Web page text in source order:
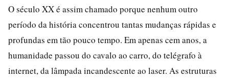
O século XX é assim chamado porque nenhum outro
período da história concentrou tantas mudanças rápidas e
profundas em tão pouco tempo. Em apenas cem anos, a
humanidade passou do cavalo ao carro, do telégrafo à
internet, da lâmpada incandescente ao laser. As estruturas